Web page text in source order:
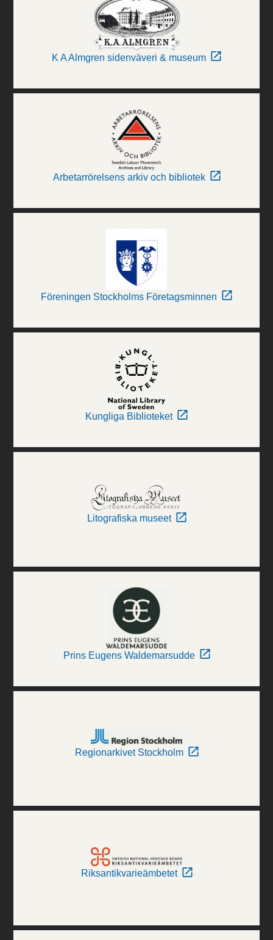
K A Almgren sidenväveri & museum
Arbetarrörelsens arkiv och bibliotek
Föreningen Stockholms Företagsminnen
Kungliga Biblioteket
Litografiska museet
Prins Eugens Waldemarsudde
Regionarkivet Stockholm
Riksantikvarieämbetet